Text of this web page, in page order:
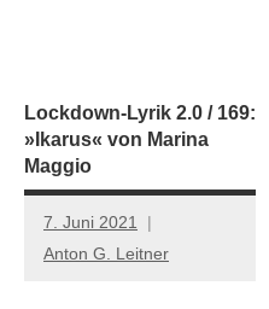
Lockdown-Lyrik 2.0 / 169:
»Ikarus« von Marina
Maggio
7. Juni 2021
Anton G. Leitner